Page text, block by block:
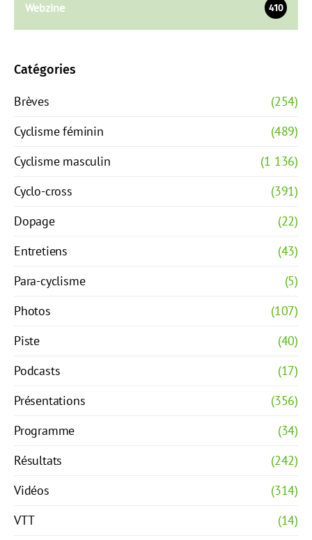
Webzine 410
Catégories
Brèves
(254)
Cyclisme féminin
(489)
Cyclisme masculin
(1 136)
Cyclo-cross
(391)
Dopage
(22)
Entretiens
(43)
Para-cyclisme
(5)
Photos
(107)
Piste
(40)
Podcasts
(17)
Présentations
(356)
Programme
(34)
Résultats
(242)
Vidéos
(314)
VTT
(14)